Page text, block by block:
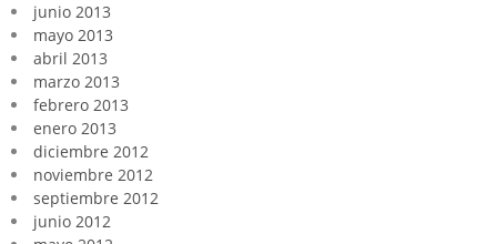
junio 2013
mayo 2013
abril 2013
marzo 2013
febrero 2013
enero 2013
diciembre 2012
noviembre 2012
septiembre 2012
junio 2012